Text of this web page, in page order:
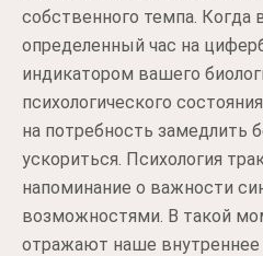
собственного темпа. Когда
определенный час на
индикатором вашего
психологического
на потребность замедлить
ускориться. Психология
напоминание о важности
возможностями. В такой
отражают наше внутреннее